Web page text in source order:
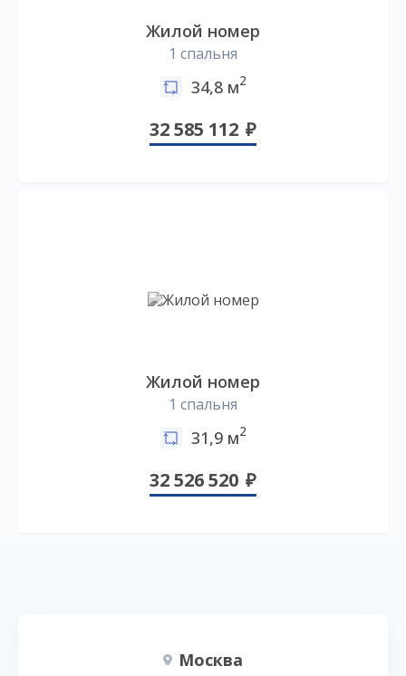
Жилой номер
1 спальня
34,8 м2
32 585 112
Жилой номер
1 спальня
31,9 м2
32 526 520
Москва